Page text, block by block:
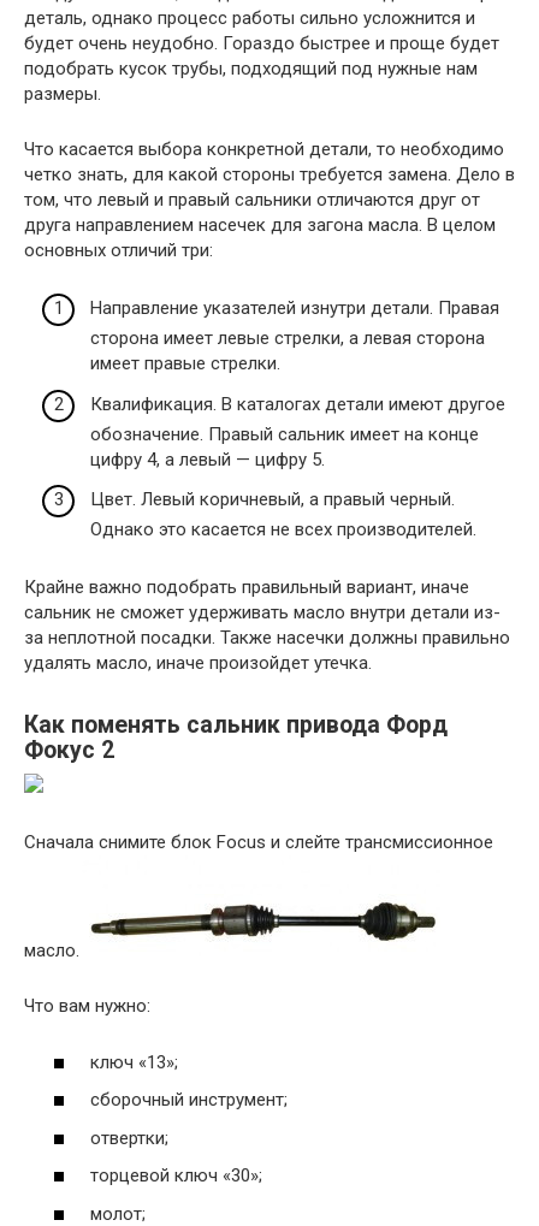
деталь, однако процесс работы сильно усложнится и
будет очень неудобно. Гораздо быстрее и проще будет
подобрать кусок трубы, подходящий под нужные нам
размеры.
Что касается выбора конкретной детали, то необходимо
четко знать, для какой стороны требуется замена. Дело в
том, что левый и правый сальники отличаются друг от
друга направлением насечек для загона масла. В целом
основных отличий три:
Направление указателей изнутри детали. Правая
сторона имеет левые стрелки, а левая сторона
имеет правые стрелки.
Квалификация. В каталогах детали имеют другое
обозначение. Правый сальник имеет на конце
цифру 4, а левый — цифру 5.
Цвет. Левый коричневый, а правый черный.
Однако это касается не всех производителей.
Крайне важно подобрать правильный вариант, иначе
сальник не сможет удерживать масло внутри детали из-
за неплотной посадки. Также насечки должны правильно
удалять масло, иначе произойдет утечка.
Как поменять сальник привода Форд
Фокус 2
Сначала снимите блок Focus и слейте трансмиссионное
масло.
Что вам нужно:
ключ «13»;
сборочный инструмент;
отвертки;
торцевой ключ «30»;
молот;